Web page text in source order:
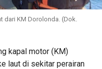
dari KM Dorolonda. (Dok.
kapal motor (KM)
laut di sekitar perairan